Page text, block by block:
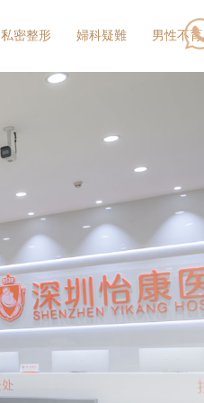
私密整形 婦科疑難 男性不育